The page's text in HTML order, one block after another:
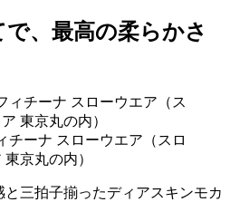
、最高の柔らかさ
チーナ スローウエア（スロ
京丸の内）
三拍子揃ったディアスキンモカ